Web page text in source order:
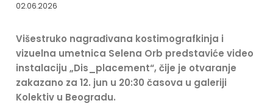
02.06.2026
Višestruko nagrađivana kostimografkinja i
vizuelna umetnica Selena Orb predstaviće video
instalaciju „Dis_placement“, čije je otvaranje
zakazano za 12. jun u 20:30 časova u galeriji
Kolektiv u Beogradu.